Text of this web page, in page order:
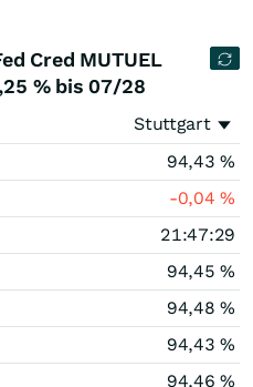
Cred MUTUEL
% bis 07/28
Stuttgart
94,43 %
-0,04%
21:47:29
94,45 %
94,48 %
94,43 %
94,46%